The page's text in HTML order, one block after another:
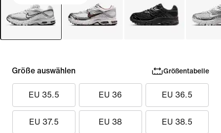
Größe auswählen Größentabelle
EU 35.5 EU 36 EU 36.5
EU 37.5 EU 38 EU 38.5